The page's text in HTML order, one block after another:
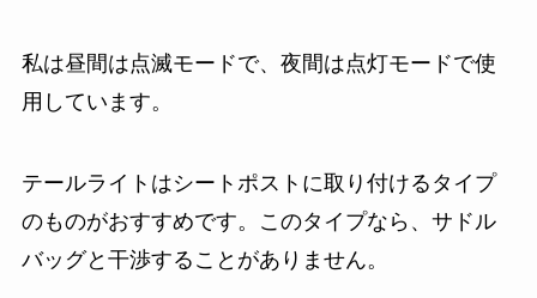
私は昼間は点滅モードで、夜間は点灯モードで使
用しています。
テールライトはシートポストに取り付けるタイプ
のものがおすすめです。このタイプなら、サドル
バッグと干渉することがありません。